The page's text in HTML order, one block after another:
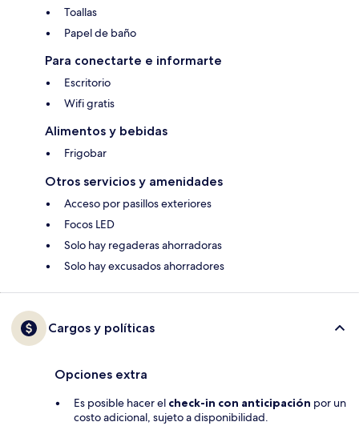
Toallas
Papel de baño
Para conectarte e informarte
Escritorio
Wifi gratis
Alimentos y bebidas
Frigobar
Otros servicios y amenidades
Acceso por pasillos exteriores
Focos LED
Solo hay regaderas ahorradoras
Solo hay excusados ahorradores
Cargos y políticas
Opciones extra
Es posible hacer el check-in con anticipación por un
costo adicional, sujeto a disponibilidad.